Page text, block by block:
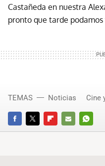
Castañeda en nuestra
pronto que tarde podamos
FACEBOOKTWITTERFLIPBOARD
E-
TEMAS Noticias Cine